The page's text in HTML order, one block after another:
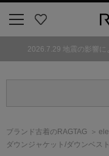
気
2026.7.29 地震の影響
ブランド古着のRAGTAG
ダウンジャケット/ダウンベスト